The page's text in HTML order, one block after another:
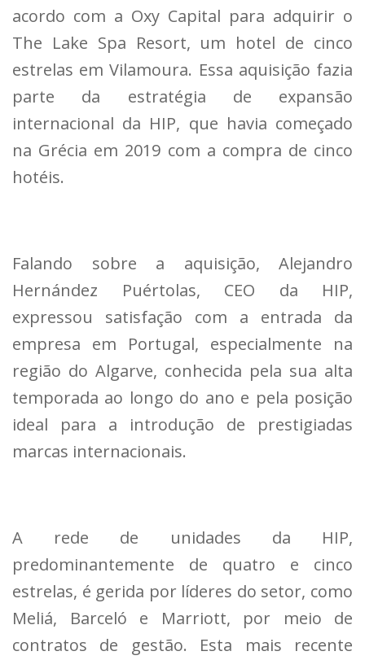
acordo com a Oxy Capital para adquirir o
The Lake Spa Resort, um hotel de cinco
estrelas em Vilamoura. Essa aquisição fazia
parte da estratégia de expansão
internacional da HIP, que havia começado
na Grécia em 2019 com a compra de cinco
hotéis.
Falando sobre a aquisição, Alejandro
Hernández Puértolas, CEO da HIP,
expressou satisfação com a entrada da
empresa em Portugal, especialmente na
região do Algarve, conhecida pela sua alta
temporada ao longo do ano e pela posição
ideal para a introdução de prestigiadas
marcas internacionais.
A rede de unidades da HIP,
predominantemente de quatro e cinco
estrelas, é gerida por líderes do setor, como
Meliá, Barceló e Marriott, por meio de
contratos de gestão. Esta mais recente